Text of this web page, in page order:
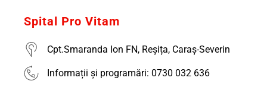
Spital Pro Vitam
Cpt.Smaranda Ion FN, Reșița, Caraș-Severin
Informații și programări: 0730 032 636